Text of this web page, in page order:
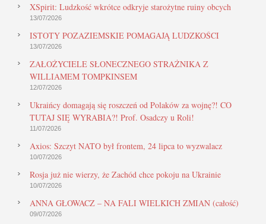
XSpirit: Ludzkość wkrótce odkryje starożytne ruiny obcych
13/07/2026
ISTOTY POZAZIEMSKIE POMAGAJĄ LUDZKOŚCI
13/07/2026
ZAŁOŻYCIELE SŁONECZNEGO STRAŻNIKA Z
WILLIAMEM TOMPKINSEM
12/07/2026
Ukraińcy domagają się roszczeń od Polaków za wojnę?! CO
TUTAJ SIĘ WYRABIA?! Prof. Osadczy u Roli!
11/07/2026
Axios: Szczyt NATO był frontem, 24 lipca to wyzwalacz
10/07/2026
Rosja już nie wierzy, że Zachód chce pokoju na Ukrainie
10/07/2026
ANNA GŁOWACZ – NA FALI WIELKICH ZMIAN (całość)
09/07/2026